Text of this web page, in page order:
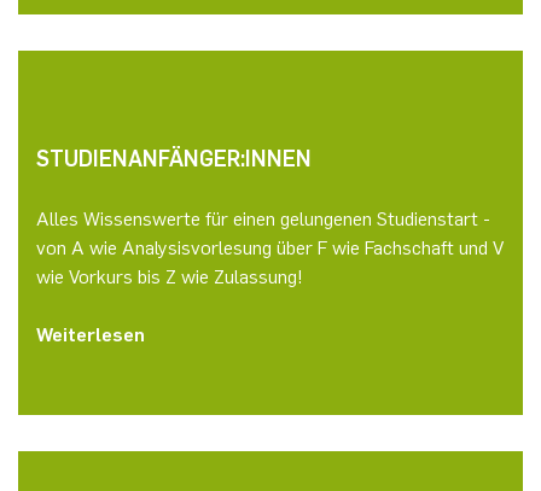
STUDIENANFÄNGER:INNEN
Alles Wissenswerte für einen gelungenen Studienstart -
von A wie Analysisvorlesung über F wie Fachschaft und V
wie Vorkurs bis Z wie Zulassung!
Weiterlesen